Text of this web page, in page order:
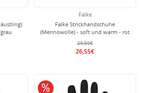
Falke
Falke Strickhandschuhe
(Merinowolle) - soft und warm - rot
- Damen/Herren - 1 Paar
29,50€
26,55€
10% reduziert